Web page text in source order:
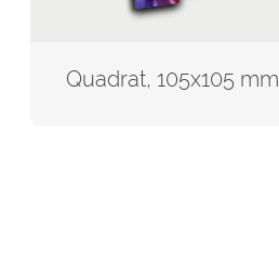
Quadrat, 105x105 mm